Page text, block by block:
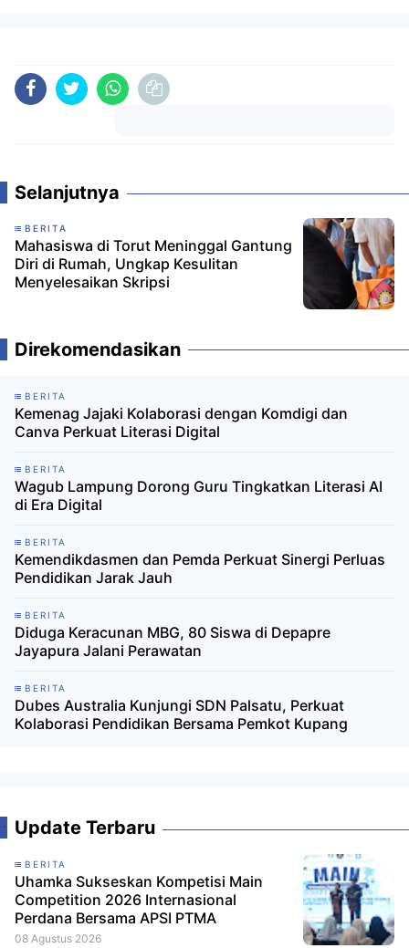
Selanjutnya
BERITA
Mahasiswa di Torut Meninggal Gantung
Diri di Rumah, Ungkap Kesulitan
Menyelesaikan Skripsi
Direkomendasikan
BERITA
Kemenag Jajaki Kolaborasi dengan Komdigi dan
Canva Perkuat Literasi Digital
BERITA
Wagub Lampung Dorong Guru Tingkatkan Literasi AI
di Era Digital
BERITA
Kemendikdasmen dan Pemda Perkuat Sinergi Perluas
Pendidikan Jarak Jauh
BERITA
Diduga Keracunan MBG, 80 Siswa di Depapre
Jayapura Jalani Perawatan
BERITA
Dubes Australia Kunjungi SDN Palsatu, Perkuat
Kolaborasi Pendidikan Bersama Pemkot Kupang
Update Terbaru
BERITA
Uhamka Sukseskan Kompetisi Main
Competition 2026 Internasional
Perdana Bersama APSI PTMA
08 Agustus 2026